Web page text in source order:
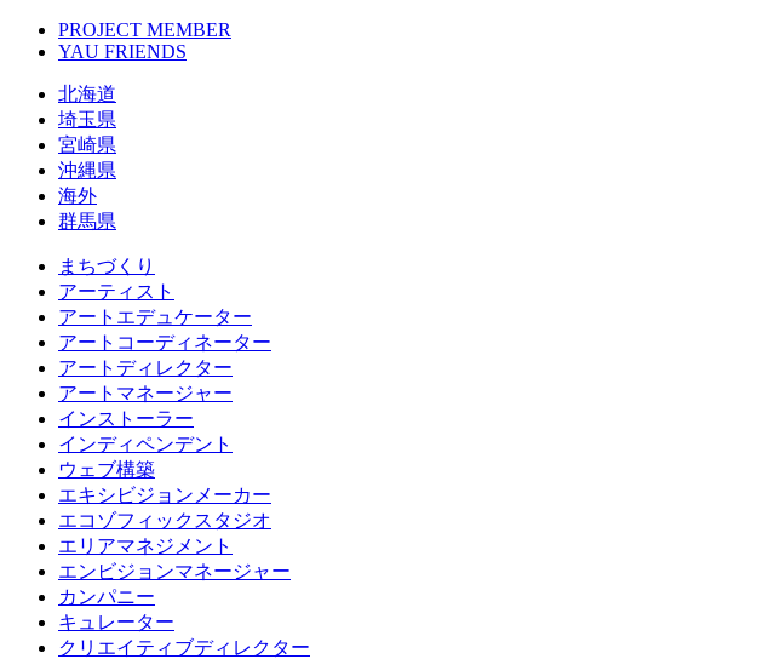
PROJECT MEMBER
YAU FRIENDS
北海道
埼玉県
宮崎県
沖縄県
海外
群馬県
まちづくり
アーティスト
アートエデュケーター
アートコーディネーター
アートディレクター
アートマネージャー
インストーラー
インディペンデント
ウェブ構築
エキシビジョンメーカー
エコゾフィックスタジオ
エリアマネジメント
エンビジョンマネージャー
カンパニー
キュレーター
クリエイティブディレクター